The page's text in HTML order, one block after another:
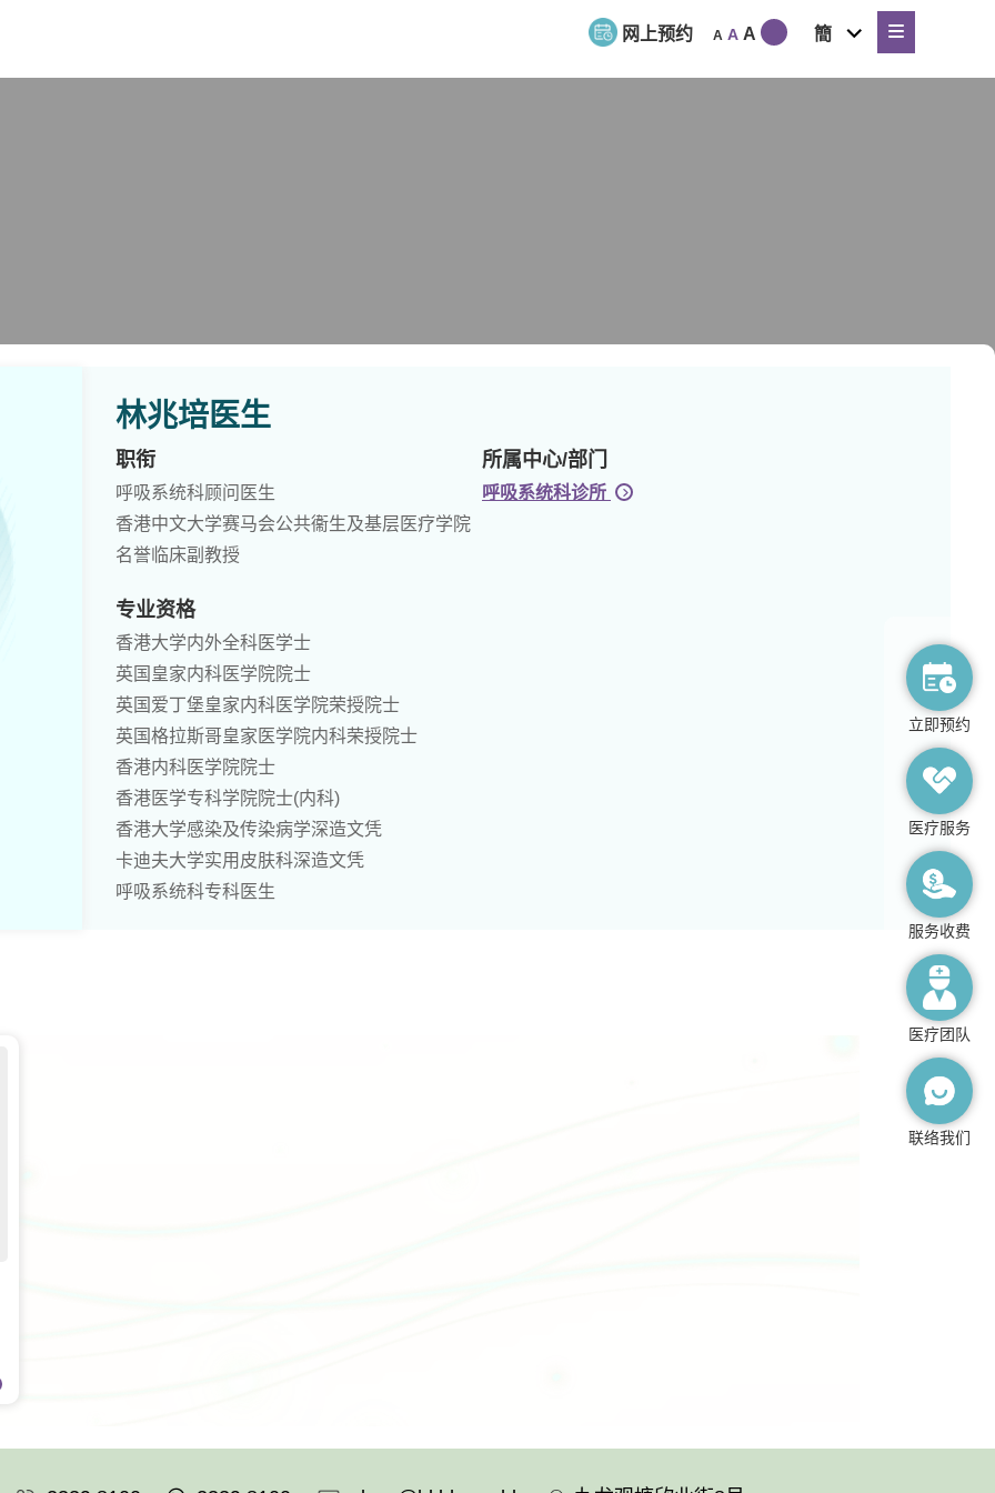
网上预约 A A A 簡
expand
child
menu
林兆培医生
职衔
呼吸系统科顾问医生
香港中文大学赛马会公共衞生及基层医疗学院
名誉临床副教授
所属中心/部门
呼吸系统科诊所
专业资格
香港大学内外全科医学士
英国皇家内科医学院院士
英国爱丁堡皇家内科医学院荣授院士
英国格拉斯哥皇家医学院内科荣授院士
香港内科医学院院士
香港医学专科学院院士(内科)
香港大学感染及传染病学深造文凭
卡迪夫大学实用皮肤科深造文凭
呼吸系统科专科医生
立即预约
医疗服务
服务收费
医疗团队
联络我们